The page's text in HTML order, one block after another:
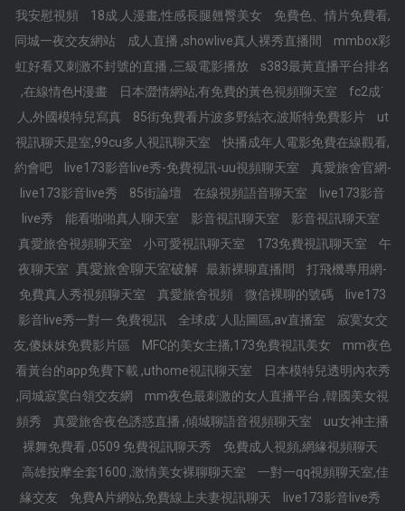
我安慰視頻
18成.人漫畫,性感長腿翹臀美女
免費色、情片免費看,
同城一夜交友網站
成人直播 ,showlive真人裸秀直播間
mmbox彩
虹好看又刺激不封號的直播 ,三級電影播放
s383最黃直播平台排名
,在線情色H漫畫
日本澀情網站,有免費的黃色視頻聊天室
fc2成˙
人,外國模特兒寫真
85街免費看片波多野結衣,波斯特免費影片
ut
視訊聊天是室,99cu多人視訊聊天室
快播成年人電影免費在線觀看,
約會吧
live173影音live秀-免費視訊-uu視頻聊天室
真愛旅舍官網-
live173影音live秀
85街論壇 在線視頻語音聊天室
live173影音
live秀
能看啪啪真人聊天室 影音視訊聊天室
影音視訊聊天室
真愛旅舍視頻聊天室
小可愛視訊聊天室 173免費視訊聊天室
午
夜聊天室 真愛旅舍聊天室破解 最新裸聊直播間
打飛機專用網-
免費真人秀視頻聊天室
真愛旅舍視頻 微信裸聊的號碼
live173
影音live秀一對一 免費視訊
全球成˙人貼圖區,av直播室
寂寞女交
友,傻妹妺免費影片區
MFC的美女主播,173免費視訊美女
mm夜色
看黃台的app免費下載 ,uthome視訊聊天室
日本模特兒透明內衣秀
,同城寂寞白領交友網
mm夜色最刺激的女人直播平台 ,韓國美女視
頻秀
真愛旅舍夜色誘惑直播 ,傾城聊語音視頻聊天室
uu女神主播
裸舞免費看 ,0509 免費視訊聊天秀
免費成人視頻,網緣視頻聊天
高雄按摩全套1600 ,激情美女裸聊聊天室
一對一qq視頻聊天室,佳
緣交友
免費A片網站,免費線上夫妻視訊聊天 live173影音live秀